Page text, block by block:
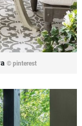
© pinterest